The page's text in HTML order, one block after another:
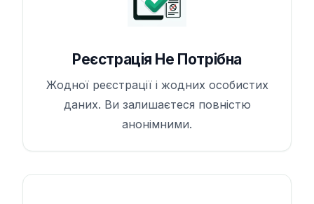
Реєстрація Не Потрібна
Жодної реєстрації і жодних особистих
даних. Ви залишаєтеся повністю
анонімними.